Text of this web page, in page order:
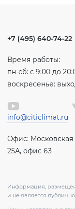
+7 (495) 640-74-22
Время работы:
пн-сб: с 9:00 до
воскресенье:
info@citiclimat.ru
Офис: Московская
25А, офис 63
Информация,
и не является